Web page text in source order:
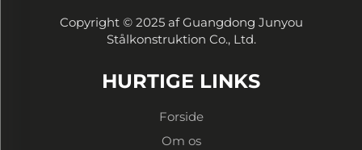
Copyright © 2025 af Guangdong Junyou
Stålkonstruktion Co., Ltd.
HURTIGE LINKS
Forside
Om os